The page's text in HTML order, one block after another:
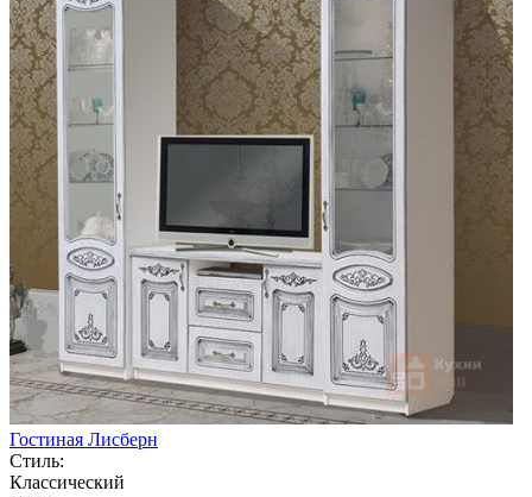
Гостиная Лисберн
Стиль:
Классический